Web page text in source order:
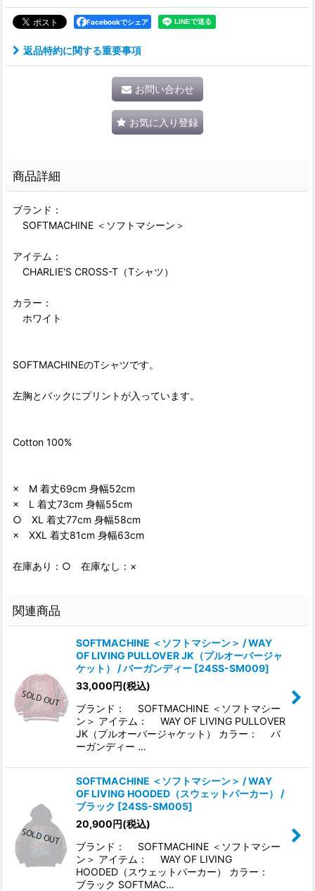
Facebookでシェア
返品特約に関する重要事項
お問い合わせ
お気に入り登録
商品詳細
ブランド：
SOFTMACHINE ＜ソフトマシーン＞
アイテム：
CHARLIE'S CROSS-T（Tシャツ）
カラー：
ホワイト
SOFTMACHINEのTシャツです。
左胸とバックにプリントが入っています。
Cotton 100%
× M 着丈69cm 身幅52cm
× L 着丈73cm 身幅55cm
○ XL 着丈77cm 身幅58cm
× XXL 着丈81cm 身幅63cm
在庫あり：○ 在庫なし：×
関連商品
SOFTMACHINE ＜ソフトマシーン＞ / WAY
OF LIVING PULLOVER JK（プルオーバージャ
ケット） / バーガンディー [24SS-SM009]
33,000円(税込)
ブランド： SOFTMACHINE ＜ソフトマシー
ン＞ アイテム： WAY OF LIVING PULLOVER
JK（プルオーバージャケット） カラー： バ
ーガンディー …
SOFTMACHINE ＜ソフトマシーン＞ / WAY
OF LIVING HOODED（スウェットパーカー） /
ブラック [24SS-SM005]
20,900円(税込)
ブランド： SOFTMACHINE ＜ソフトマシー
ン＞ アイテム： WAY OF LIVING
HOODED（スウェットパーカー） カラー：
ブラック SOFTMAC…